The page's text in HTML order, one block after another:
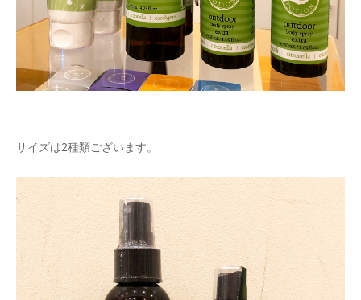
サイズは2種類ございます。